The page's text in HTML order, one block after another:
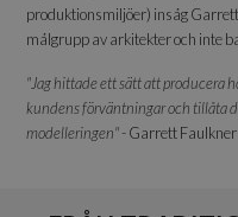
produktionsmiljöer) insåg
målgrupp av arkitekter och inte
"Jag hittade ett sätt att producera
kundens förväntningar och tillåta
modelleringen"- Garrett Faulkner